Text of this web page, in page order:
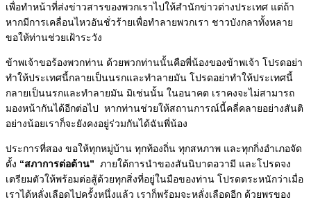
เพื่อทำหน้าที่ส่งข่าวสารของพวกเราไปให้สำนักข่าวต่างประเทศ แต่ถ้า
หากมีการเคลื่อนไหวอันชั่วร้ายเพื่อทำลายพวกเรา ชาวบังกลาทั้งหลาย
ขอให้ท่านช่วยเฝ้าระวัง
ข้าพเจ้าขอร้องพวกท่าน ด้วยพวกท่านนั้นคือพี่น้องของข้าพเจ้า โปรดอย่า
ทำให้ประเทศนี้กลายเป็นนรกและทำลายมัน โปรดอย่าทำให้ประเทศนี้
กลายเป็นนรกและทำลายมัน มิเช่นนั้น ในอนาคต เราคงจะไม่สามารถ
มองหน้ากันได้อีกต่อไป หากท่านช่วยให้สถานการณ์นี้คลี่คลายอย่างสันติ
อย่างน้อยเราก็จะยังคงอยู่ร่วมกันได้ฉันพี่น้อง
ประการที่สอง ขอให้ทุกหมู่บ้าน ทุกท้องถิ่น ทุกสหภาพ และทุกกิ่งอำเภอจัด
ตั้ง “สภาการต่อต้าน” ภายใต้การนำของสันนิบาตอวามี และโปรดจง
เตรียมตัวให้พร้อมต่อสู้ด้วยทุกสิ่งที่อยู่ในมือของท่าน โปรดตระหนักว่าเมื่อ
เราได้หลั่งเลือดไปครั้งหนึ่งแล้ว เราก็พร้อมจะหลั่งเลือดอีก ด้วยพรของ